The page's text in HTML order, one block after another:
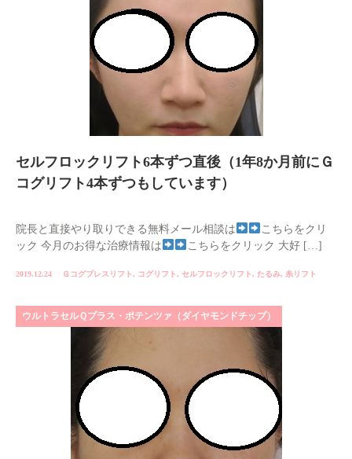
セルフロックリフト6本ずつ直後（1年8か月前にＧ
コグリフト4本ずつもしています）
院長と直接やり取りできる無料メール相談は
こちらをクリ
ック 今月のお得な治療情報は
こちらをクリック 大好 […]
2019.12.24 Ｇコグプレスリフト, コグリフト, セルフロックリフト, たるみ, 糸リフト
ウルトラセルＱプラス・ポテンツァ（ダイヤモンドチップ）